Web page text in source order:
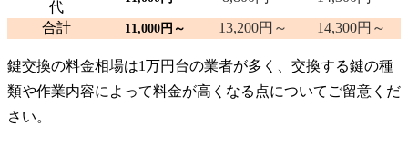
代
合計
11,000円～ 13,200円～ 14,300円～
鍵交換の料金相場は1万円台の業者が多く、交換する鍵の種
類や作業内容によって料金が高くなる点についてご留意くだ
さい。